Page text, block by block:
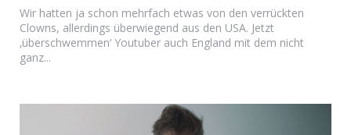
Wir hatten ja schon mehrfach etwas von den verrückten
Clowns, allerdings überwiegend aus den USA. Jetzt
‚überschwemmen‘ Youtuber auch England mit dem nicht
ganz...